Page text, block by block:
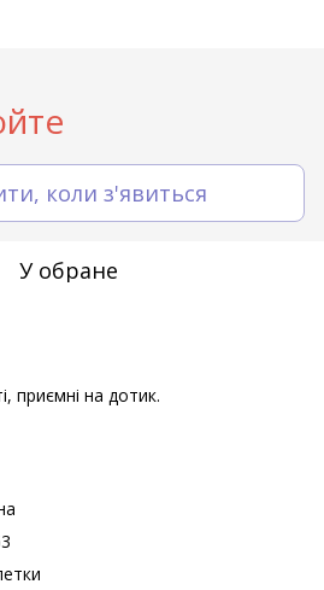
коли з'явиться
У обране
приємні на дотик.